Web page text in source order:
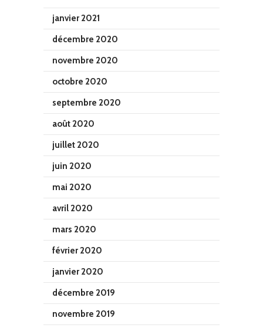
janvier 2021
décembre 2020
novembre 2020
octobre 2020
septembre 2020
août 2020
juillet 2020
juin 2020
mai 2020
avril 2020
mars 2020
février 2020
janvier 2020
décembre 2019
novembre 2019